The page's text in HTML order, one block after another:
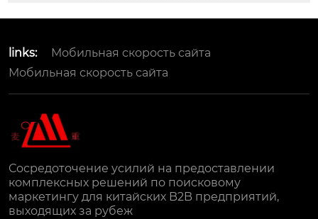
links:
Мобильная скорость сайта
Мобильная скорость сайта
Сосредоточение усилий на предоставлении
комплексных решений по поисковому
маркетингу для китайских B2B предприятий,
выходящих за рубеж